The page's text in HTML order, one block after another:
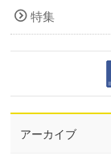
特集
アーカイブ